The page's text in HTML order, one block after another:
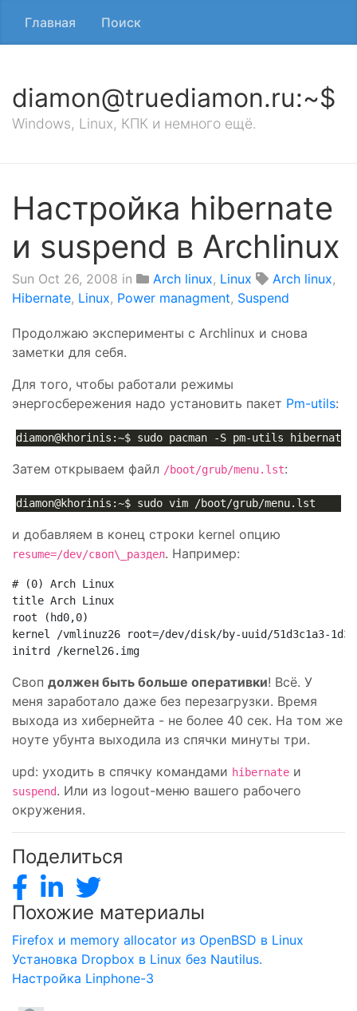
Главная Поиск
diamon@truediamon.ru:~$
Windows, Linux, КПК и немного ещё.
Настройка hibernate
и suspend в Archlinux
Sun Oct 26, 2008 in Arch linux, Linux Arch linux,
Hibernate, Linux, Power managment, Suspend
Продолжаю эксперименты с Archlinux и снова
заметки для себя.
Для того, чтобы работали режимы
энергосбережения надо установить пакет Pm-utils:
Затем открываем файл /boot/grub/menu.lst:
и добавляем в конец строки kernel опцию
resume=/dev/своп\_раздел. Например:
# (0) Arch Linux
title Arch Linux
root (hd0,0)
kernel /vmlinuz26 root=/dev/disk/by-uuid/51d3c1a3-
Своп должен быть больше оперативки! Всё. У
меня заработало даже без перезагрузки. Время
выхода из хибернейта - не более 40 сек. На том же
ноуте убунта выходила из спячки минуты три.
upd: уходить в спячку командами hibernate и
suspend. Или из logout-меню вашего рабочего
окружения.
Поделиться
Похожие материалы
Firefox и memory allocator из OpenBSD в Linux
Установка Dropbox в Linux без Nautilus.
Настройка Linphone-3